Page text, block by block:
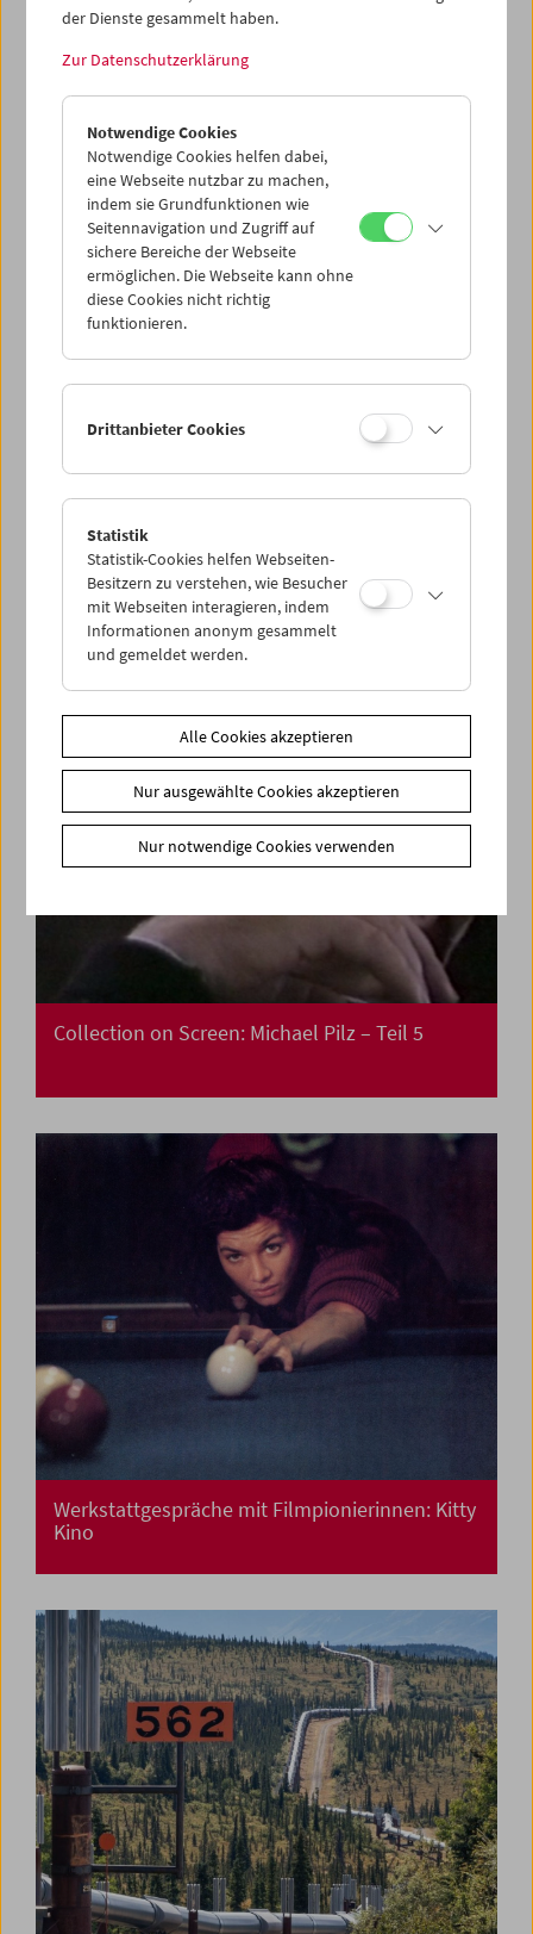
Filme von Friederike Pezold (pezoldo)
Treibgut: Film Undone
Collection on Screen: Michael Pilz – Teil 5
Werkstattgespräche mit Filmpionierinnen: Kitty
Kino
der Dienste gesammelt haben.
Zur Datenschutzerklärung
Notwendige Cookies
Notwendige Cookies helfen dabei,
eine Webseite nutzbar zu machen,
indem sie Grundfunktionen wie
Seitennavigation und Zugriff auf
sichere Bereiche der Webseite
ermöglichen. Die Webseite kann ohne
diese Cookies nicht richtig
funktionieren.
Drittanbieter Cookies
Statistik
Statistik-Cookies helfen Webseiten-
Besitzern zu verstehen, wie Besucher
mit Webseiten interagieren, indem
Informationen anonym gesammelt
und gemeldet werden.
Alle Cookies akzeptieren
Nur ausgewählte Cookies akzeptieren
Nur notwendige Cookies verwenden